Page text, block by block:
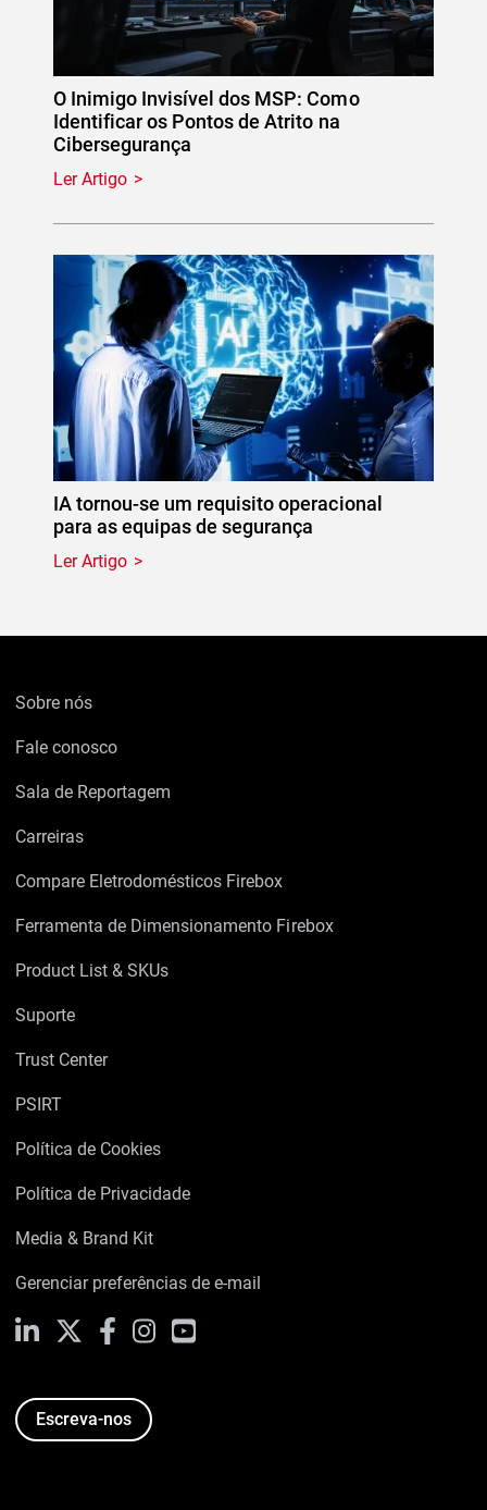
O Inimigo Invisível dos MSP: Como
Identificar os Pontos de Atrito na
Cibersegurança
Ler Artigo
IA tornou-se um requisito operacional
para as equipas de segurança
Ler Artigo
Sobre nós
Fale conosco
Sala de Reportagem
Carreiras
Compare Eletrodomésticos Firebox
Ferramenta de Dimensionamento Firebox
Product List & SKUs
Suporte
Trust Center
PSIRT
Política de Cookies
Política de Privacidade
Media & Brand Kit
Gerenciar preferências de e-mail
LinkedIn FacebookInstagramYouTube
Escreva-nos